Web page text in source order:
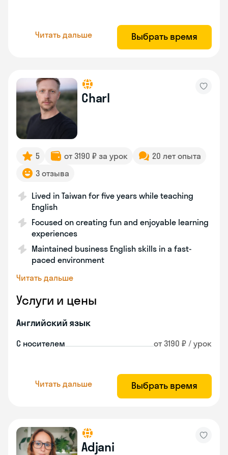
Читать дальше Выбрать время
Charl
5 от 3190 ₽ за урок
20 лет опыта
3 отзыва
Lived in Taiwan for five years while teaching
English
Focused on creating fun and enjoyable learning
experiences
Maintained business English skills in a fast-
paced environment
Читать дальше
Услуги и цены
Английский язык
С носителем от 3190 ₽ / урок
Читать дальше Выбрать время
Adjani